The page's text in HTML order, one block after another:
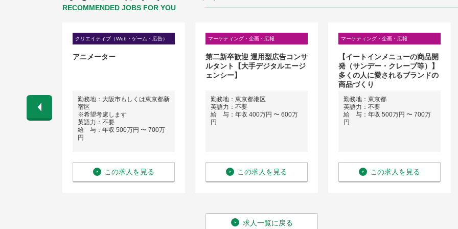
RECOMMENDED JOBS FOR YOU
クリエイティブ（Web・ゲーム・広告）
アニメーター
勤務地：大阪市もしくは東京都新
宿区
※希望考慮します
英語力：不要
給 与：年収 500万円 〜 700万
円
この求人を見る
マーケティング・企画・広報
第二新卒歓迎 運用型広告コンサ
ルタント【大手デジタルエージ
ェンシー】
勤務地：東京都港区
英語力：不要
給 与：年収 400万円 〜 600万
円
この求人を見る
マーケティング・企画・広報
【イートインメニューの商品開
発（サンデー・クレープ等）】
多くの人に愛されるブランドの
商品づくり
勤務地：東京都
英語力：不要
給 与：年収 500万円 〜 700万
円
この求人を見る
求人一覧に戻る